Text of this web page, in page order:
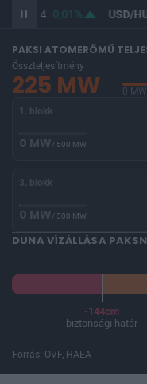
365,44 0,01% USD/
PAKSI ATOMERŐMŰ
Összteljesítmény
225 MW 0 MW
1. blokk
0 MW/ 500 MW
3. blokk
0 MW/ 500 MW
DUNA VÍZÁLLÁSA
-144cm
biztonsági határ
Forrás: OVF, HAEA